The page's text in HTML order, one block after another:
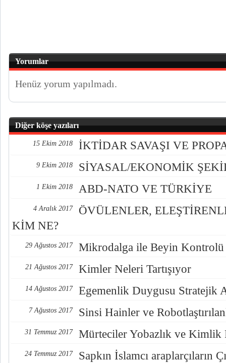
Yorumlar
Henüz yorum yapılmadı.
Diğer köşe yazıları
15 Ekim 2018 İKTİDAR SAVAŞI VE
9 Ekim 2018 SİYASAL/EKONOMİK
1 Ekim 2018 ABD-NATO VE TÜRKİYE
4 Aralık 2017
ÖVÜLENLER,
KİM NE?
29 Ağustos 2017 Mikrodalga ile Beyin Kontrolü
21 Ağustos 2017 Kimler Neleri Tartışıyor
14 Ağustos 2017 Egemenlik Duygusu Stratejik
7 Ağustos 2017 Sinsi Hainler ve
31 Temmuz 2017 Mürteciler Yobazlık ve Kimlik
24 Temmuz 2017 Sapkın İslamcı araplarçıların